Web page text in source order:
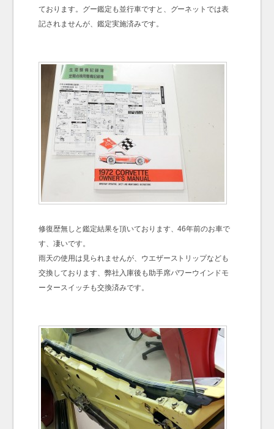
ております。グー鑑定も並行車ですと、グーネットでは表
記されませんが、鑑定実施済みです。
修復歴無しと鑑定結果を頂いております、46年前のお車で
す、凄いです。
雨天の使用は見られませんが、ウエザーストリップなども
交換しております、弊社入庫後も助手席パワーウインドモ
ータースイッチも交換済みです。